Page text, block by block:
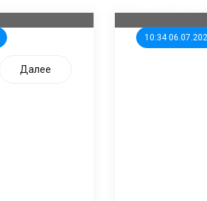
Далее
10:34